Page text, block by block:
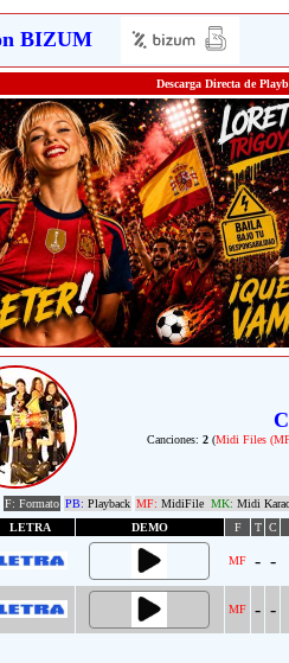
BIZUM
Descarga Directa de
Canciones: 2 (Midi Files
F: Formato PB: Playback MF: MidiFile MK: Midi
LETRA DEMO F T C
MF - -
MF - -